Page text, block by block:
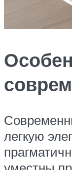
легкую